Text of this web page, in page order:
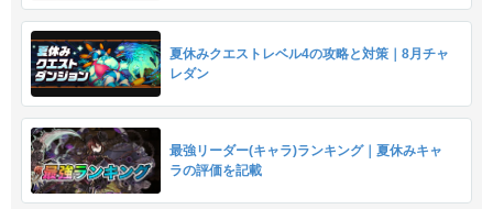
夏休みクエストレベル4の攻略と対策｜8月チャ
レダン
最強リーダー(キャラ)ランキング｜夏休みキャ
ラの評価を記載